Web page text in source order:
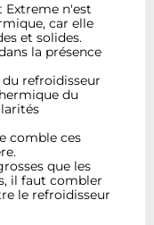
Extreme n'est
car elle
et solides.
la présence
du refroidisseur
du
comble ces
que les
il faut combler
le refroidisseur